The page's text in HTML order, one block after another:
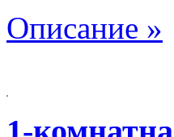
Описание »